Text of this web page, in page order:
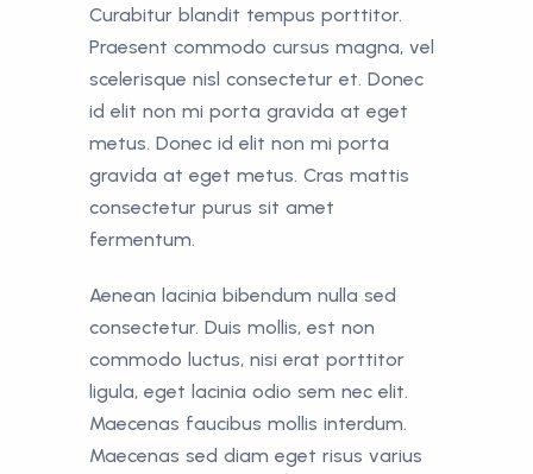
Curabitur blandit tempus porttitor.
Praesent commodo cursus magna, vel
scelerisque nisl consectetur et. Donec
id elit non mi porta gravida at eget
metus. Donec id elit non mi porta
gravida at eget metus. Cras mattis
consectetur purus sit amet
fermentum.
Aenean lacinia bibendum nulla sed
consectetur. Duis mollis, est non
commodo luctus, nisi erat porttitor
ligula, eget lacinia odio sem nec elit.
Maecenas faucibus mollis interdum.
Maecenas sed diam eget risus varius